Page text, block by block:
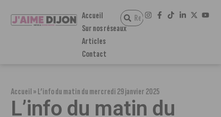
Accueil
Sur nos réseaux
Articles
Contact
Accueil»L’info du matin du mercredi 29 janvier 2025
L’info du matin du